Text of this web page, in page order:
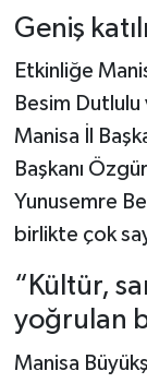
Geniş
Etkinliğe
Besim
Manisa İl
Başkanı
Yunusemre
birlikte çok
“Kültür,
yoğrulan
Manisa